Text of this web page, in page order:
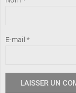
E-mail*